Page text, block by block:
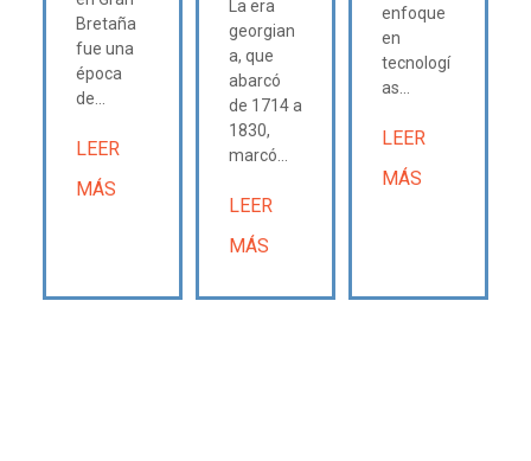
Bretaña
fue una
época
de...
LEER
MÁS
La era
georgian
a, que
abarcó
de 1714 a
1830,
marcó...
LEER
MÁS
enfoque
en
tecnologí
as...
LEER
MÁS